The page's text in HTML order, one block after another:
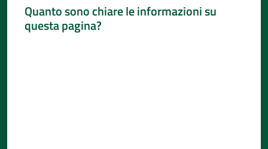
Per
cittadini
Quanto sono chiare le informazioni su
questa pagina?